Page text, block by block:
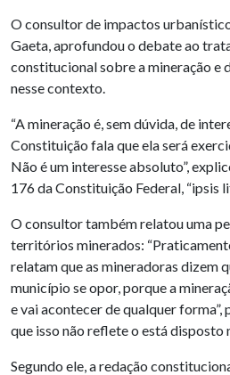
O consultor de impactos
Gaeta, aprofundou o debate ao
constitucional sobre a mineração e
nesse contexto.
“A mineração é, sem dúvida, de
Constituição fala que ela será
Não é um interesse absoluto”,
176 da Constituição Federal, “ipsis
O consultor também relatou uma
territórios minerados:
relatam que as mineradoras dizem
município se opor, porque a
e vai acontecer de qualquer
que isso não reflete o está disposto
Segundo ele, a redação